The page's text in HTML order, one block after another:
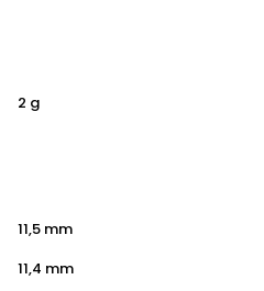
2 g
11,5 mm
11,4 mm